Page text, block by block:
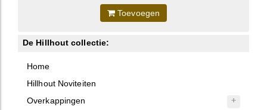
Toevoegen
De Hillhout collectie:
Home
Hillhout Noviteiten
Overkappingen